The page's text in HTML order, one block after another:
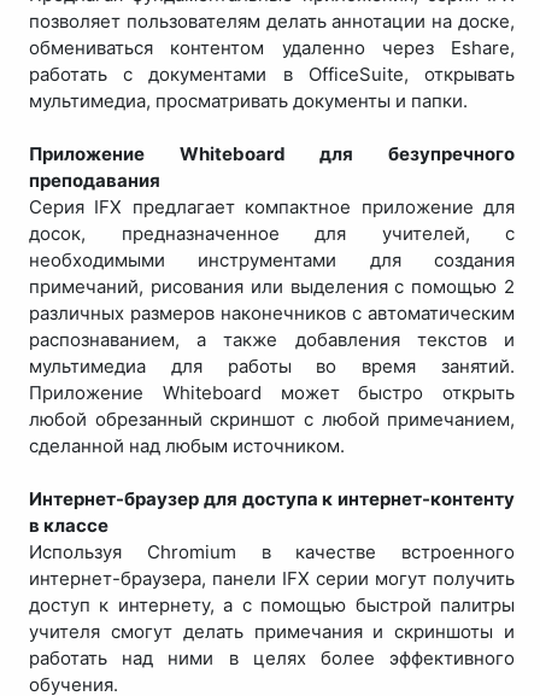
позволяет пользователям делать аннотации на доске,
обмениваться контентом удаленно через Eshare,
работать с документами в OfficeSuite, открывать
мультимедиа, просматривать документы и папки.
Приложение Whiteboard для безупречного
преподавания
Серия IFX предлагает компактное приложение для
досок, предназначенное для учителей, с
необходимыми инструментами для создания
примечаний, рисования или выделения с помощью 2
различных размеров наконечников с автоматическим
распознаванием, а также добавления текстов и
мультимедиа для работы во время занятий.
Приложение Whiteboard может быстро открыть
любой обрезанный скриншот с любой примечанием,
сделанной над любым источником.
Интернет-браузер для доступа к интернет-контенту
в классе
Используя Chromium в качестве встроенного
интернет-браузера, панели IFX серии могут получить
доступ к интернету, а с помощью быстрой палитры
учителя смогут делать примечания и скриншоты и
работать над ними в целях более эффективного
обучения.